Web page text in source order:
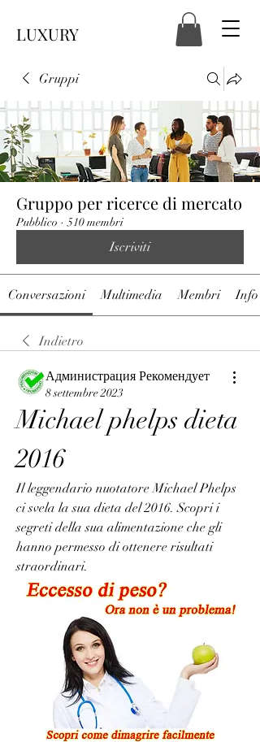
LUXURY
Gruppi
Gruppo per ricerce di mercato
Pubblico · 510 membri
Iscriviti
Conversazioni Multimedia Membri Info
Indietro
Администрация Рекомендует
8 settembre 2023
Michael phelps dieta
2016
Il leggendario nuotatore Michael Phelps
ci svela la sua dieta del 2016. Scopri i
segreti della sua alimentazione che gli
hanno permesso di ottenere risultati
straordinari.